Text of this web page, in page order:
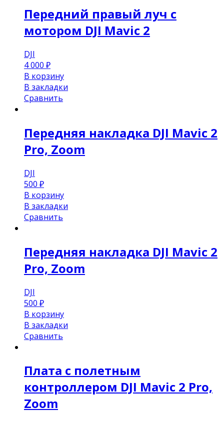
Передний правый луч с
мотором DJI Mavic 2
DJI
4 000 ₽
В корзину
В закладки
Сравнить
Передняя накладка DJI Mavic 2
Pro, Zoom
DJI
500 ₽
В корзину
В закладки
Сравнить
Передняя накладка DJI Mavic 2
Pro, Zoom
DJI
500 ₽
В корзину
В закладки
Сравнить
Плата с полетным
контроллером DJI Mavic 2 Pro,
Zoom